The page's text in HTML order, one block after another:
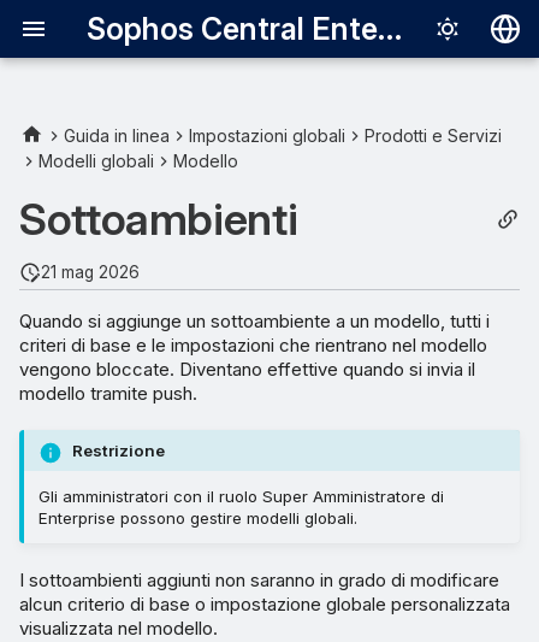
Sophos Central Enterprise
English
한국어
中文（繁體）
Guida in linea Impostazioni globali
Prodotti e Servizi
Modelli globali
Modello
Sottoambienti
21 mag 2026
Quando si aggiunge un sottoambiente a un modello, tutti i
criteri di base e le impostazioni che rientrano nel modello
vengono bloccate. Diventano effettive quando si invia il
modello tramite push.
Restrizione
Gli amministratori con il ruolo Super Amministratore di
Enterprise possono gestire modelli globali.
I sottoambienti aggiunti non saranno in grado di modificare
alcun criterio di base o impostazione globale personalizzata
visualizzata nel modello.